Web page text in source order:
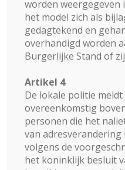
worden weergegeven
het model zich als
gedagtekend en
overhandigd worden
Burgerlijke Stand of
Artikel 4
De lokale politie
overeenkomstig
personen die het
van
volgens de
het koninklijk besluit